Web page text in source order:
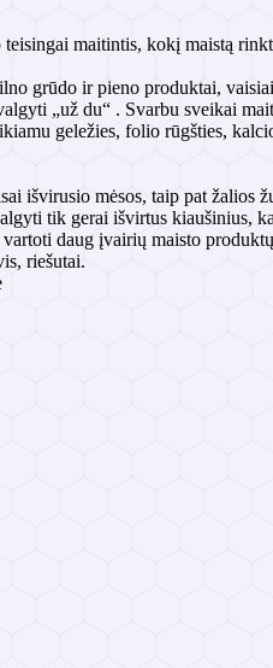
maitintis, kokį maistą
grūdo ir pieno produktai,
„už du“ . Svarbu sveikai
geležies, folio rūgšties,
išvirusio mėsos, taip pat žalios
tik gerai išvirtus kiaušinius,
daug įvairių maisto
riešutai.